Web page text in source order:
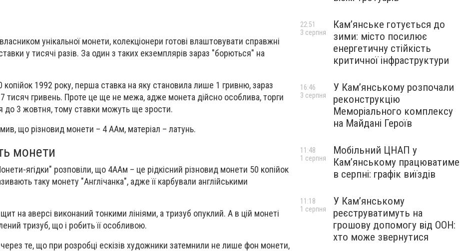
унікальної монети, колекціонери готові влаштовувати справжні
у тисячі разів. За один з таких екземплярів зараз "борються" на
копійок 1992 року, перша ставка на яку становила лише 1 гривню, зараз
7 тисяч гривень. Проте це ще не межа, адже монета дійсно особлива, торги
до 3 жовтня, тому ставки можуть ще зрости.
що різновид монети – 4 ААм, матеріал – латунь.
монети
ягідки" розповіли, що 4ААм – це рідкісний різновид монети 50 копійок
таку монету "Англічанка", адже її карбували англійськими
на аверсі виконаний тонкими лініями, а тризуб опуклий. А в цій монеті
тризуб, що і робить її особливою.
те, що при розробці ескізів художники затемнили не лише фон монети,
Кам’янське готується до
зими: місто посилює
енергетичну стійкість
критичної інфраструктури
22:51
3 серпня
У Кам’янському розпочали
реконструкцію
Меморіального комплексу
на Майдані Героїв
16:46
3 серпня
Мобільний ЦНАП у
Кам’янському працюватиме
в серпні: графік виїздів
11:48
1 серпня
У Кам’янському
реєструватимуть на
грошову допомогу від ООН:
хто може звернутися
11:18
1 серпня